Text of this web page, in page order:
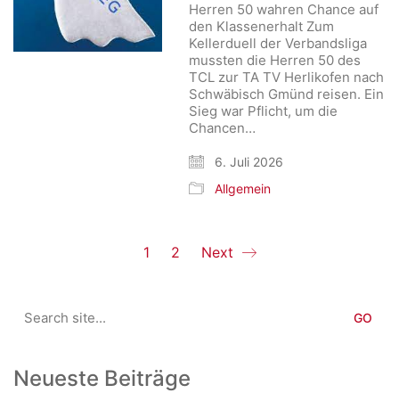
Herren 50 wahren Chance auf
den Klassenerhalt Zum
Kellerduell der Verbandsliga
mussten die Herren 50 des
TCL zur TA TV Herlikofen nach
Schwäbisch Gmünd reisen. Ein
Sieg war Pflicht, um die
Chancen…
6. Juli 2026
Allgemein
1 2 Next
for:
Neueste Beiträge